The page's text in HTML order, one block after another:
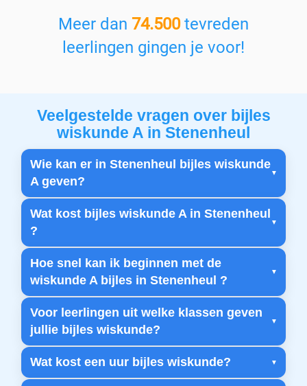
Meer dan 74.500tevreden
leerlingen gingen je voor!
Veelgestelde vragen over bijles
wiskunde A in Stenenheul
Wie kan er in Stenenheul bijles wiskunde
A geven?
Wat kost bijles wiskunde A in Stenenheul
?
Hoe snel kan ik beginnen met de
wiskunde A bijles in Stenenheul ?
Voor leerlingen uit welke klassen geven
jullie bijles wiskunde?
Wat kost een uur bijles wiskunde?